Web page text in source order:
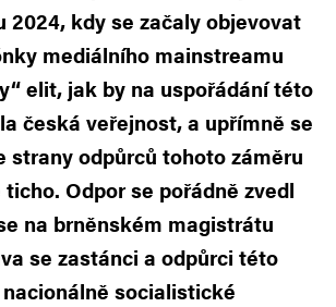
2024, kdy se začaly objevovat
mediálního mainstreamu
elit, jak by na uspořádání této
česká veřejnost, a upřímně se
strany odpůrců tohoto záměru
Odpor se pořádně zvedl
na brněnském magistrátu
se zastánci a odpůrci této
socialistické